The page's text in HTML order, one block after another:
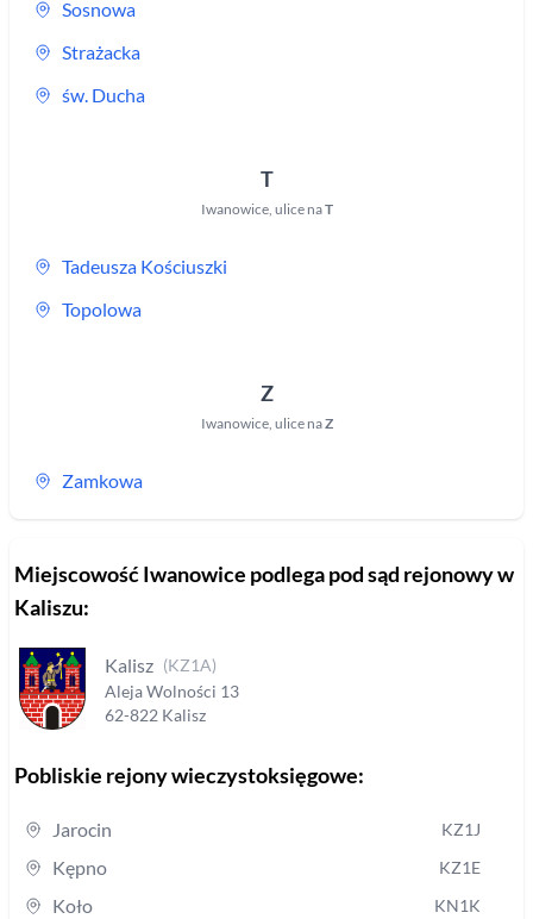
Sosnowa
Strażacka
św. Ducha
T
Iwanowice, ulice naT
Tadeusza Kościuszki
Topolowa
Z
Iwanowice, ulice naZ
Zamkowa
MiejscowośćIwanowice podlega pod sąd rejonowyw
Kaliszu:
Kalisz (KZ1A)
Aleja Wolności 13
62-822 Kalisz
Pobliskie rejony wieczystoksięgowe:
Jarocin KZ1J
Kępno KZ1E
Koło KN1K